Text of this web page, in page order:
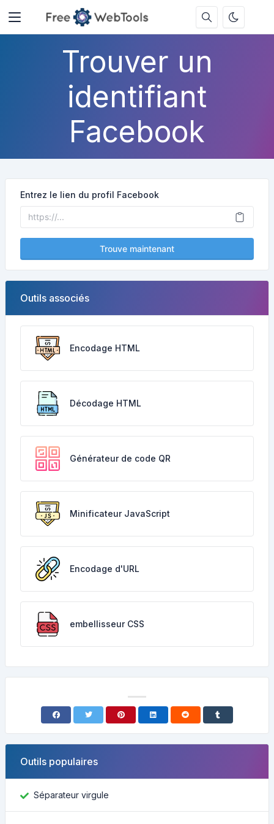
Trouver un
identifiant
Facebook
Entrez le lien du profil Facebook
Trouve maintenant
Outils associés
Encodage HTML
Décodage HTML
Générateur de code QR
Minificateur JavaScript
Encodage d'URL
embellisseur CSS
Outils populaires
Séparateur virgule